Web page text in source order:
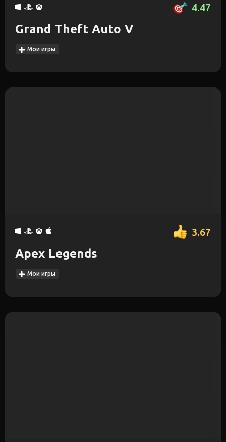
4.47
Grand Theft Auto V
Мои игры
3.67
Apex Legends
Мои игры